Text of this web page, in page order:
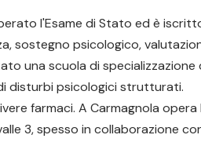
l'Esame di Stato ed è
sostegno psicologico,
una scuola di specializzazione
disturbi psicologici strutturati.
farmaci. A Carmagnola
3, spesso in collaborazione